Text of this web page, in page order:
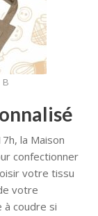
B
la Maison
confectionner
votre tissu
votre
à coudre si